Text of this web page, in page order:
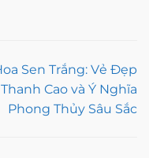
Sen Trắng: Vẻ Đẹp
Thanh Cao và Ý Nghĩa
Phong Thủy Sâu Sắc